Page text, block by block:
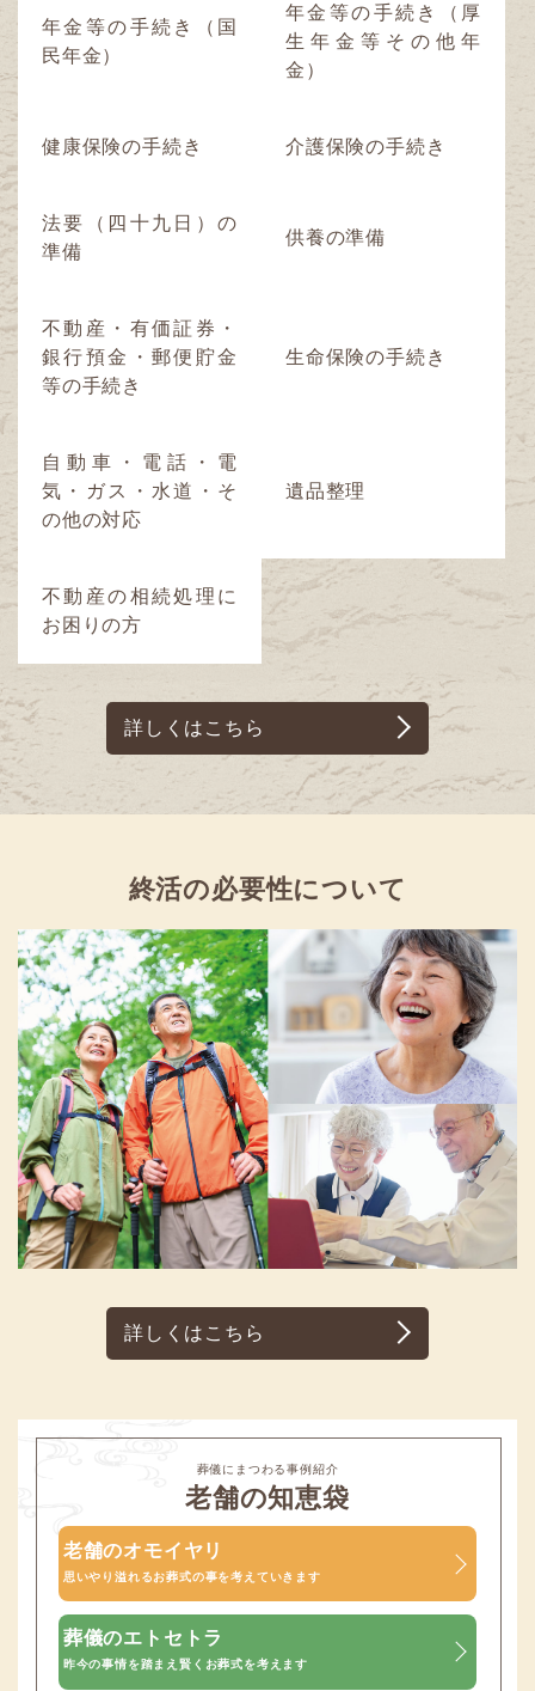
年金等の手続き（国
民年金）
年金等の手続き（厚
生年金等その他年
金）
健康保険の手続き 介護保険の手続き
法要（四十九日）の
準備
供養の準備
不動産・有価証券・
銀行預金・郵便貯金
等の手続き
生命保険の手続き
自動車・電話・電
気・ガス・水道・そ
の他の対応
遺品整理
不動産の相続処理に
お困りの方
詳しくはこちら
終活の必要性について
詳しくはこちら
葬儀にまつわる事例紹介
老舗の知恵袋
老舗のオモイヤリ
思いやり溢れるお葬式の事を考えていきます
葬儀のエトセトラ
昨今の事情を踏まえ賢くお葬式を考えます